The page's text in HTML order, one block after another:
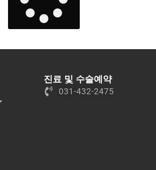
진료 및 수술예약
031-432-2475